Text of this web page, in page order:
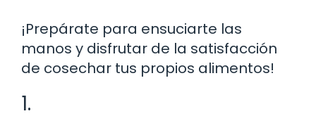
¡Prepárate para ensuciarte las
manos y disfrutar de la satisfacción
de cosechar tus propios alimentos!
1.